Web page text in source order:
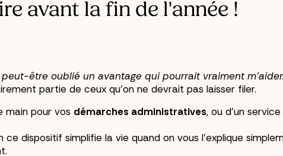
avant la fin de l'année !
pratiques et démarches.
peut-être oublié un avantage qui pourrait vraiment
partie de ceux qu'on ne devrait pas laisser filer.
main pour vos démarches administratives, ou d'un
dispositif simplifie la vie quand on vous l'explique